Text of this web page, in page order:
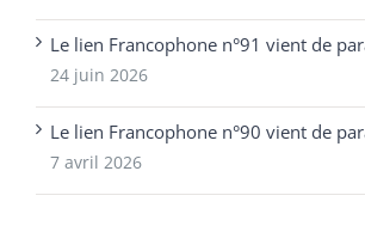
Le lien Francophone n°91 vient de
24 juin 2026
Le lien Francophone n°90 vient de
7 avril 2026